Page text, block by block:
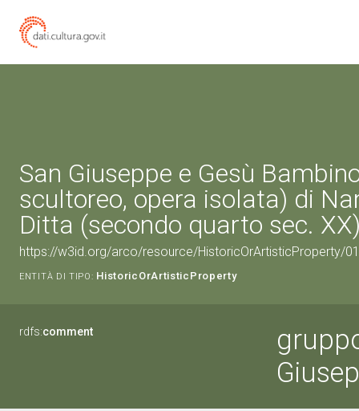
San Giuseppe e Gesù
scultoreo, opera isolata) di
Ditta (secondo quarto sec.
https://w3id.org/arco/resource/HistoricOrArtisticProperty/
ENTITÀ DI TIPO: HistoricOrArtisticProperty
rdfs:comment